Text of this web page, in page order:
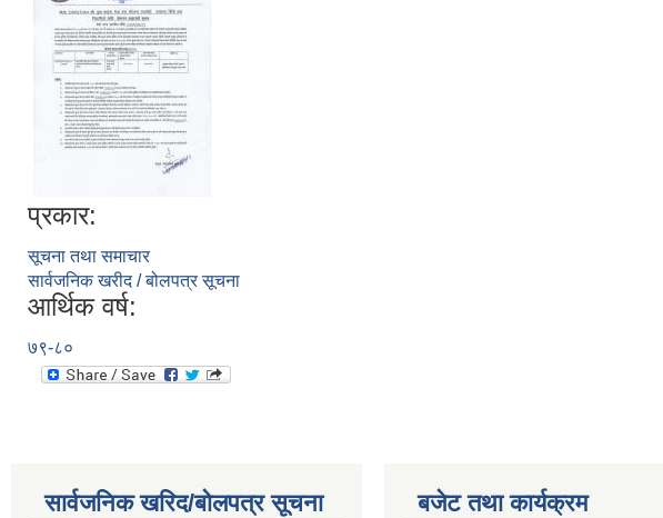
प्रकार:
सूचना तथा समाचार
सार्वजनिक खरीद / बोलपत्र सूचना
आर्थिक वर्ष:
७९-८०
सार्वजनिक खरिद/बोलपत्र सूचना बजेट तथा कार्यक्रम